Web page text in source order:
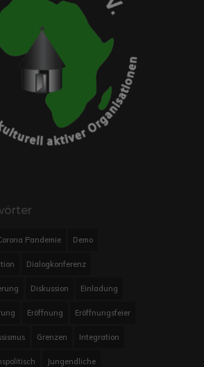
Pandemie Demo
Dialogkonferenz
Diskussion Einladung
Eröffnung Eröffnungsfeier
Grenzen Integration
Jungendliche